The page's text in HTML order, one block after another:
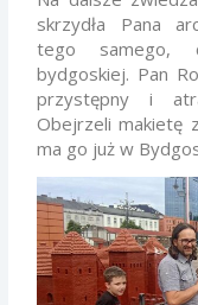
skrzydła Pana
tego samego,
bydgoskiej. Pan
przystępny i
Obejrzeli makietę
ma go już w